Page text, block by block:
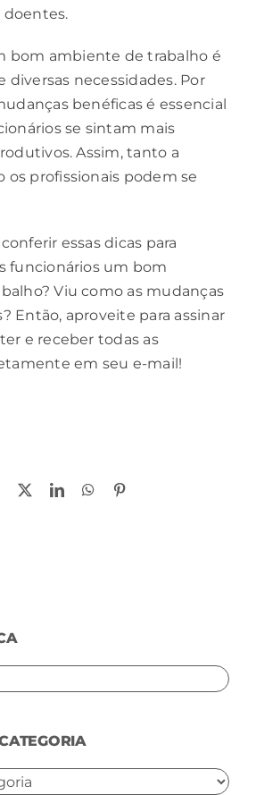
bom ambiente de trabalho é
diversas necessidades. Por
benéficas é essencial
se sintam mais
Assim, tanto a
os profissionais podem se
essas dicas para
funcionários um bom
Viu como as mudanças
Então, aproveite para assinar
e receber todas as
em seu e-mail!
Facebook
X LinkedInWhatsApp